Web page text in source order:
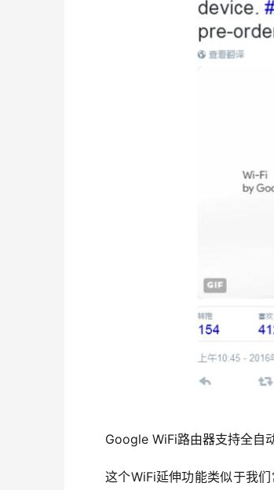
Google WiFi路由器支持全自
这个WiFi延伸功能类似于我